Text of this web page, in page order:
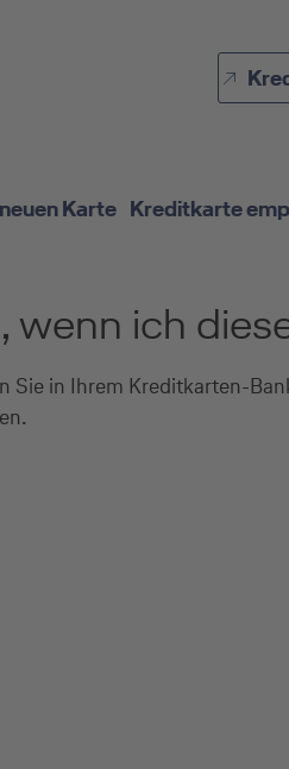
zur Suche (Enter drücken)
Hauptinhalt (Enter drücken)
Karte Kreditkarte
ich
in Ihrem Kreditkarten-